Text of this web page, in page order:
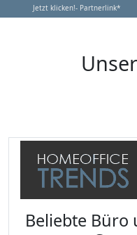
Jetzt klicken!- Partnerlink*
Beliebte Büro